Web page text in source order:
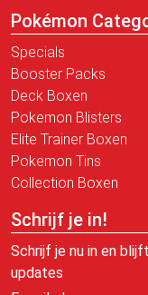
Pokémon
Specials
Booster Packs
Deck Boxen
Pokemon Blisters
Elite Trainer Boxen
Pokemon Tins
Collection Boxen
Schrijf je in!
Schrijf je nu in en
updates